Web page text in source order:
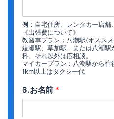
例：自宅住所、レンタカー店舗
《出張費について》
教習車プラン：八潮駅(オスス
綾瀬駅、草加駅、または八潮
料。それ以外は応相談。
マイカープラン：八潮駅から
1km以上はタクシー代
6.お名前 *